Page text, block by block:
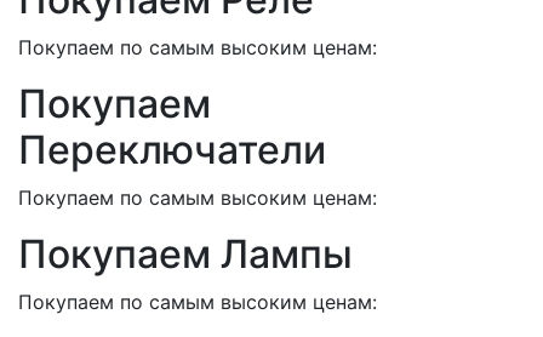
Покупаем по самым высоким ценам:
Покупаем
Переключатели
Покупаем по самым высоким ценам:
Покупаем Лампы
Покупаем по самым высоким ценам: